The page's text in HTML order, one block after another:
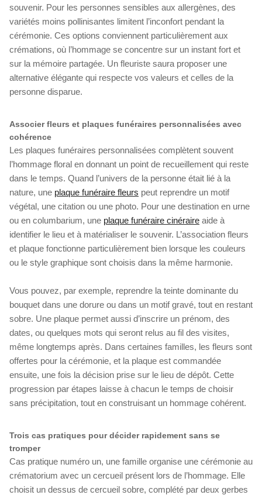
souvenir. Pour les personnes sensibles aux allergènes, des
variétés moins pollinisantes limitent l’inconfort pendant la
cérémonie. Ces options conviennent particulièrement aux
crémations, où l’hommage se concentre sur un instant fort et
sur la mémoire partagée. Un fleuriste saura proposer une
alternative élégante qui respecte vos valeurs et celles de la
personne disparue.
Associer fleurs et plaques funéraires personnalisées avec
cohérence
Les plaques funéraires personnalisées complètent souvent
l’hommage floral en donnant un point de recueillement qui reste
dans le temps. Quand l’univers de la personne était lié à la
nature, une plaque funéraire fleurs peut reprendre un motif
végétal, une citation ou une photo. Pour une destination en urne
ou en columbarium, une plaque funéraire cinéraire aide à
identifier le lieu et à matérialiser le souvenir. L’association fleurs
et plaque fonctionne particulièrement bien lorsque les couleurs
ou le style graphique sont choisis dans la même harmonie.
Vous pouvez, par exemple, reprendre la teinte dominante du
bouquet dans une dorure ou dans un motif gravé, tout en restant
sobre. Une plaque permet aussi d’inscrire un prénom, des
dates, ou quelques mots qui seront relus au fil des visites,
même longtemps après. Dans certaines familles, les fleurs sont
offertes pour la cérémonie, et la plaque est commandée
ensuite, une fois la décision prise sur le lieu de dépôt. Cette
progression par étapes laisse à chacun le temps de choisir
sans précipitation, tout en construisant un hommage cohérent.
Trois cas pratiques pour décider rapidement sans se
tromper
Cas pratique numéro un, une famille organise une cérémonie au
crématorium avec un cercueil présent lors de l’hommage. Elle
choisit un dessus de cercueil sobre, complété par deux gerbes